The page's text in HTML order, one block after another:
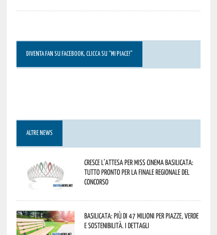
DIVENTA FAN SU FACEBOOK, CLICCA SU “MI PIACE!”
ALTRE NEWS
Cresce l’attesa per Miss Cinema Basilicata:
tutto pronto per la finale regionale del
concorso
Basilicata: più di 47 milioni per piazze, verde
e sostenibilità. I dettagli